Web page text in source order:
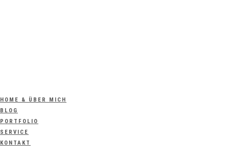
HOME & ÜBER MICH
BLOG
PORTFOLIO
SERVICE
KONTAKT